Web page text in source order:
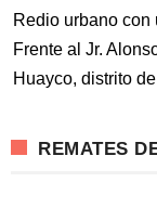
Redio urbano
Frente al Jr.
Huayco, distrito
REMATES